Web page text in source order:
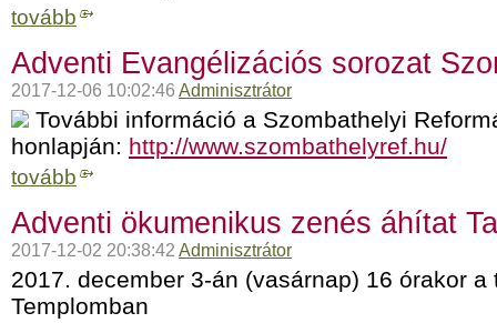
tovább
Adventi Evangélizációs sorozat
2017-12-06 10:02:46 Adminisztrátor
További információ a Szombathelyi
honlapján: http://www.szombathelyref.hu/
tovább
Adventi ökumenikus zenés áhítat
2017-12-02 20:38:42 Adminisztrátor
2017. december 3-án (vasárnap) 16 órakor a
Templomban